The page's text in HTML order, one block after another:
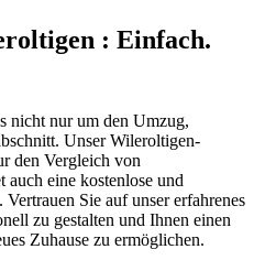
: Einfach.
nicht nur um den Umzug,
Unser Wileroltigen-
den Vergleich von
auch eine kostenlose und
Sie auf unser erfahrenes
zu gestalten und Ihnen einen
Zuhause zu ermöglichen.